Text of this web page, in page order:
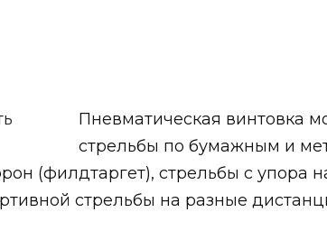
Пневматическая винтовка
стрельбы по бумажным и
(филдтаргет), стрельбы с упора
стрельбы на разные